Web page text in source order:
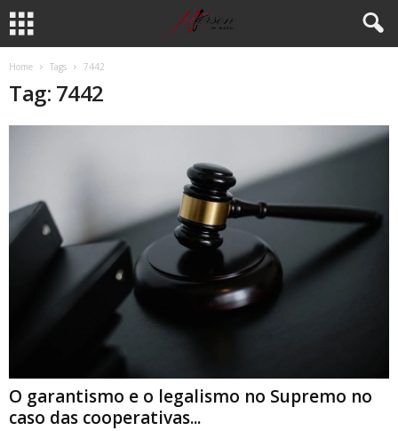
Home Tags 7442
Tag: 7442
O garantismo e o legalismo no Supremo no
caso das cooperativas...